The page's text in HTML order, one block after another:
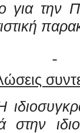
για την
στην